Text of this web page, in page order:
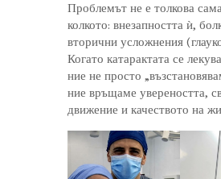
Проблемът не е толкова
колкото: внезапността ѝ,
вторични усложнения
Когато катарактата се
ние не просто
ние връщаме увереността,
движение и качеството на